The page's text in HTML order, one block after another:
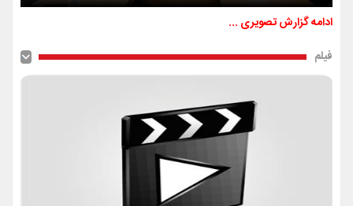
ادامه گزارش تصویری ...
فیلم